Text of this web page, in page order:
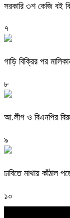
সরকারি ৩শ কেজি বই
৭
গাড়ি বিক্রির পর
৮
আ.লীগ ও বিএনপির
৯
ঢাবিতে মাথায় কাঁঠাল
১০